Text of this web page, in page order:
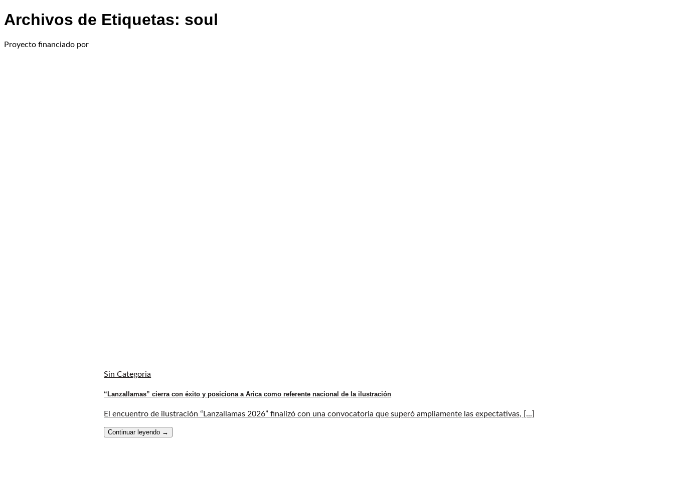
Archivos de Etiquetas: soul
Proyecto financiado por
Sin Categoria
“Lanzallamas” cierra con éxito y posiciona a Arica como referente nacional de la ilustración
El encuentro de ilustración “Lanzallamas 2026” finalizó con una convocatoria que superó ampliamente las expectativas, [...]
Continuar leyendo →